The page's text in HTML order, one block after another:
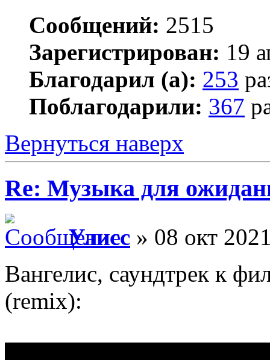
Сообщений: 2515
Зарегистрирован: 19
Благодарил (а): 253
Поблагодарили: 367
Вернуться наверх
Re: Музыка для
Улисс » 08 окт
Вангелис, саундтрек к
(remix):